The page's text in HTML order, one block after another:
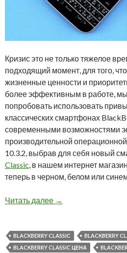
Кризис это не только тяжелое
подходящий момент, для того,
жизненные ценности и
более эффективным в работе,
попробовать использовать
классических смартфонах
современными возможностями
производительной
10.3.2, выбрав для себя новый
Classic, в нашем интернет
теперь в черном, белом или
Читать далее У нас вы можете
→
BLACKBERRY CLASSIC
BLACKBERRY
BLACKBERRY CLASSIC ЦЕНА